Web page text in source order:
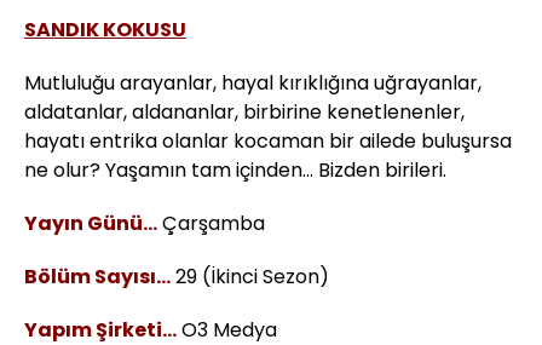
SANDIK KOKUSU
Mutluluğu arayanlar, hayal kırıklığına uğrayanlar,
aldatanlar, aldananlar, birbirine kenetlenenler,
hayatı entrika olanlar kocaman bir ailede buluşursa
ne olur? Yaşamın tam içinden… Bizden birileri.
Yayın Günü…Çarşamba
Bölüm Sayısı...29 (İkinci Sezon)
Yapım Şirketi…O3 Medya